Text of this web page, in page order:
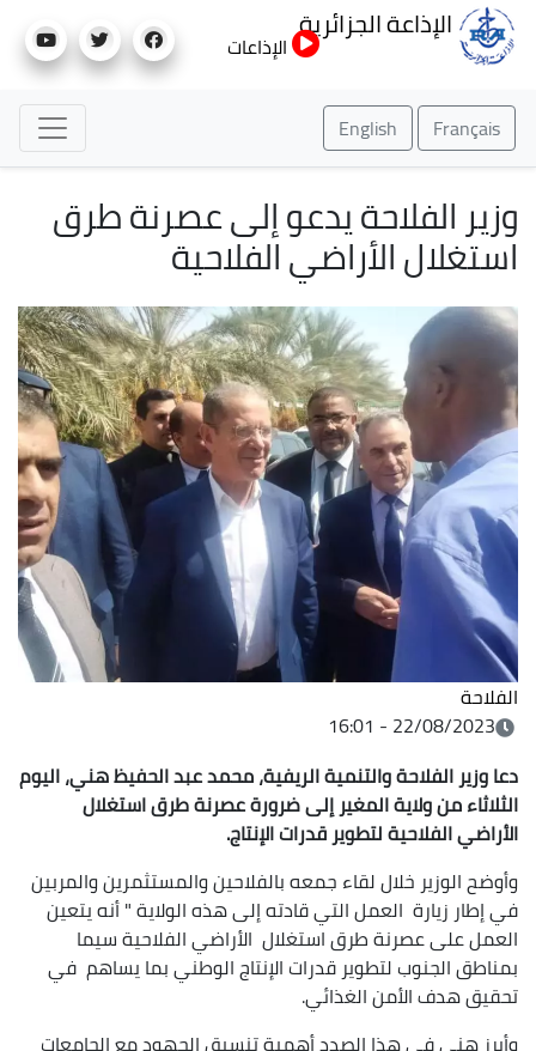
إلى
الإذاعة الجزائرية
الإذاعات
Français
English
وزير الفلاحة يدعو إلى عصرنة طرق
استغلال الأراضي الفلاحية
الفلاحة
22/08/2023 - 16:01
دعا وزير الفلاحة والتنمية الريفية، محمد عبدالحفيظ هني، اليوم
الثلاثاء من ولاية المغير إلى ضرورة عصرنة طرق استغلال
الأراضي الفلاحية لتطوير قدرات الإنتاج.
وأوضح الوزير خلال لقاء جمعه بالفلاحين والمستثمرين والمربين
في إطار زيارة العمل التي قادته إلى هذه الولاية " أنه يتعين
العمل على عصرنة طرق استغلال الأراضي الفلاحية سيما
بمناطق الجنوب لتطوير قدرات الإنتاج الوطني بما يساهم في
تحقيق هدف الأمن الغذائي.
وأبرز هني في هذا الصدد أهمية تنسيق الجهود مع الجامعات